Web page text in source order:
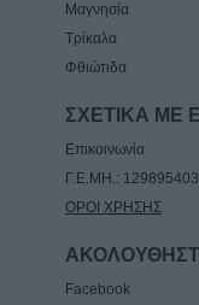
Μαγνησία
Τρίκαλα
Φθιώτιδα
ΣΧΕΤΙΚΑ ΜΕ
Επικοινωνία
Γ.Ε.ΜΗ.:
ΟΡΟΙ ΧΡΗΣΗΣ
Facebook